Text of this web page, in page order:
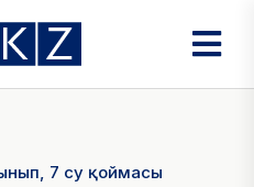
7 су қоймасы